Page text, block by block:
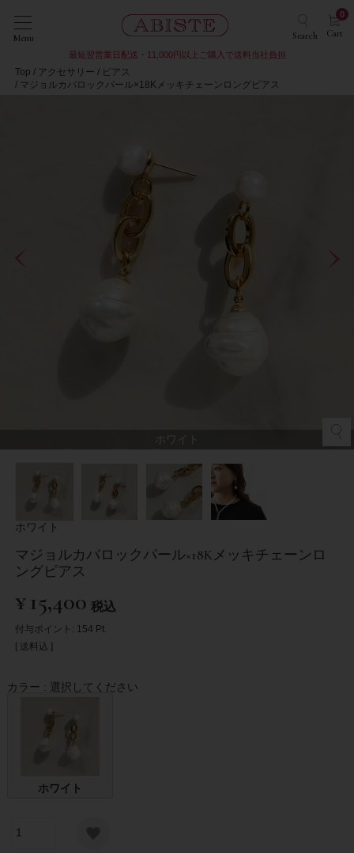
Menu Search Cart
0
最短翌営業日配送・11,000円以上ご購入で送料当社負担
Top アクセサリー
ピアス
マジョルカバロックパール×18Kメッキチェーンロングピアス
ホワイト
ホワイト
マジョルカバロックパール×18Kメッキチェーンロ
ングピアス
¥15,400 税込
付与ポイント: 154 Pt.
送料込
カラー 選択してください
ホワイト